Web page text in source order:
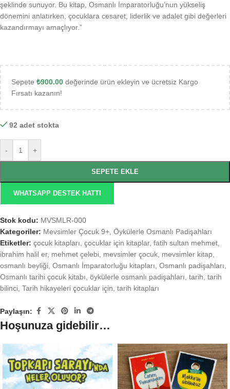
şeklinde sunuyor. Bu kitap, Osmanlı İmparatorluğu’nun yükseliş
dönemini anlatırken, çocuklara cesaret, liderlik ve adalet gibi değerleri
kazandırmayı amaçlıyor.”
Sepete ₺900.00 değerinde ürün ekleyin ve ücretsiz Kargo
Fırsatı kazanın!
92 adet stokta
- +
SEPETE EKLE
WHATSAPP DESTEK HATTI
Stok kodu: MVSMLR-000
Kategoriler: Mevsimler Çocuk 9+, Öykülerle Osmanlı Padişahları
Etiketler: çocuk kitapları, çocuklar için kitaplar, fatih sultan mehmet,
ibrahim halil er, mehmet çelebi, mevsimler çocuk, mevsimler kitap,
osmanlı beyliği, Osmanlı İmparatorluğu kitapları, Osmanlı padişahları,
Osmanlı tarihi çocuk kitabı, öykülerle osmanlı padişahları, tarih, tarih
bilinci, Tarih hikayeleri çocuklar için, tarih kitapları
Paylaşın:
Hoşunuza gidebilir…